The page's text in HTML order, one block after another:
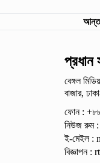
প্রধান
বেঙ্গল
বাজার,
ফোন :
নিউজ রুম
ই-মেইল :
বিজ্ঞাপন :